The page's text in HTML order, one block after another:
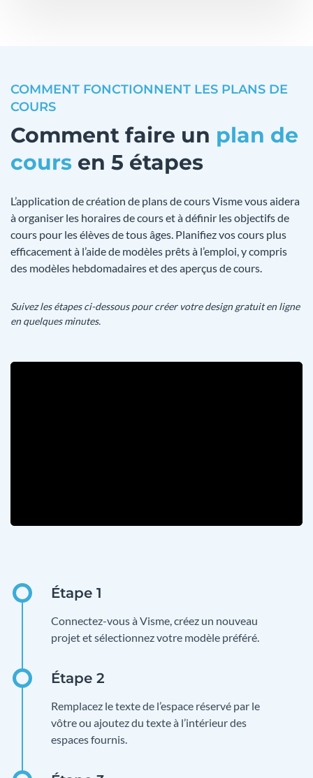
COMMENT FONCTIONNENT LES PLANS DE
COURS
Comment faire un plan de
cours en 5 étapes
L’application de création de plans de cours Visme vous aidera
à organiser les horaires de cours et à définir les objectifs de
cours pour les élèves de tous âges. Planifiez vos cours plus
efficacement à l’aide de modèles prêts à l’emploi, y compris
des modèles hebdomadaires et des aperçus de cours.
Suivez les étapes ci-dessous pour créer votre design gratuit en ligne
en quelques minutes.
Connectez-vous à Visme, créez un nouveau
projet et sélectionnez votre modèle préféré.
Remplacez le texte de l’espace réservé par le
vôtre ou ajoutez du texte à l’intérieur des
espaces fournis.